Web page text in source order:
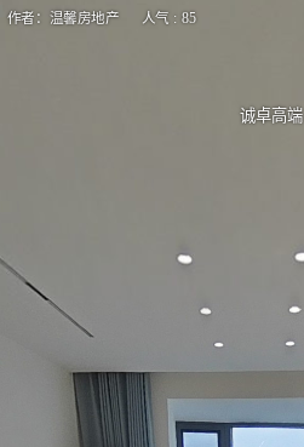
诚卓高端
作者：温馨房地产 人气 : 85